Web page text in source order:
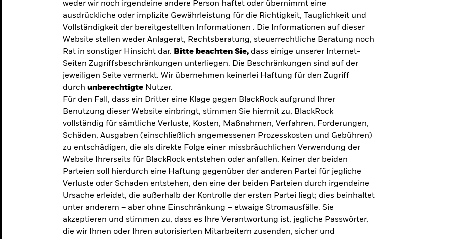
weder wir noch irgendeine andere Person haftet oder übernimmt eine
ausdrückliche oder implizite Gewährleistung für die Richtigkeit, Tauglichkeit und
Vollständigkeit der bereitgestellten Informationen . Die Informationen auf dieser
Website stellen weder Anlagerat, Rechtsberatung, steuerrechtliche Beratung noch
Rat in sonstiger Hinsicht dar. Bitte beachten Sie, dass einige unserer Internet-
Seiten Zugriffsbeschränkungen unterliegen. Die Beschränkungen sind auf der
jeweiligen Seite vermerkt. Wir übernehmen keinerlei Haftung für den Zugriff
durch unberechtigte Nutzer.
Für den Fall, dass ein Dritter eine Klage gegen BlackRock aufgrund Ihrer
Benutzung dieser Website einbringt, stimmen Sie hiermit zu, BlackRock
vollständig für sämtliche Verluste, Kosten, Maßnahmen, Verfahren, Forderungen,
Schäden, Ausgaben (einschließlich angemessenen Prozesskosten und Gebühren)
zu entschädigen, die als direkte Folge einer missbräuchlichen Verwendung der
Website Ihrerseits für BlackRock entstehen oder anfallen. Keiner der beiden
Parteien soll hierdurch eine Haftung gegenüber der anderen Partei für jegliche
Verluste oder Schaden entstehen, den eine der beiden Parteien durch irgendeine
Ursache erleidet, die außerhalb der Kontrolle der ersten Partei liegt; dies beinhaltet
unter anderem – aber ohne Einschränkung – etwaige Stromausfälle. Sie
akzeptieren und stimmen zu, dass es Ihre Verantwortung ist, jegliche Passwörter,
die wir Ihnen oder Ihren autorisierten Mitarbeitern zusenden, sicher und